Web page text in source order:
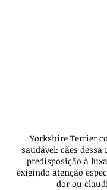
Yorkshire Terrier
saudável: cães
predisposição à
exigindo atenção
dor ou